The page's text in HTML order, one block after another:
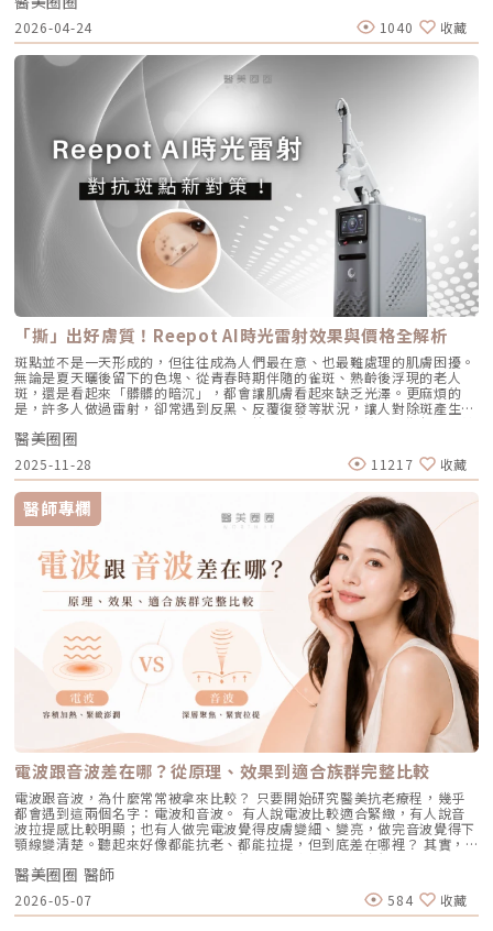
Profhilo常見Q&AQ1：PROFHILO和水光療程有什麼差別？ 水光著重在肌
膚表層補水，讓皮膚變得水嫩透亮；而PROFHILO作用層次更深，不只補
水，還能活化膠原蛋白、彈力蛋白等細胞修復，提升整體彈性與緊緻度。它
的特點是透過穩定擴散來刺激肌膚自我修復，不靠刺激或破壞，適合想全面
改善膚況的人。Q2：可以和電波、音波等療程搭配嗎？ 可與電波、音波等
療程搭配使用，建議間隔約兩週，具體施打順序與時間需由醫師評估。電
波、音波術後可加速肌膚修復並延長效果，但需等皮膚完全降溫後再進行
Profhilo療程。施打前請務必諮詢醫師，遵從專業建議安排療程。Q3：璞
菲洛每年需要打幾次？ 一個完整療程通常包含三次施打，前兩次相隔約一
個月，第三次則可在四到六個月後進行。視個人膚況與需求，也可安排後續
加強療程，以延續效果。Q4：頸紋、手部老化也能打嗎？ 可以。Profhilo
在頸部與手背同樣有良好表現，能改善乾紋與鬆弛，是全方位肌膚重建療
程。Q5：是否適合所有膚質？ 大多數人皆可接受，但孕婦、哺乳中女性與
對玻尿酸過敏者不建議施打。Q6：哪些人適合做Profhilo？需要幾歲才能
做？Profhilo適合有初期老化、乾燥或鬆弛困擾的人，通常建議從30歲以後
就可以評估施作。特別推薦給希望改善膚況，又不想讓五官改變或產生膨脹
感的人。Q7：施打Profhilo會很痛嗎？會不會腫？需要修復期嗎？療程過
程簡單快速，使用極細針在臉部五個特定位點注射，疼痛感輕微。少數人會
有暫時性紅腫或小腫塊，通常幾小時內可自然消退，不會影響日常活動。
Q8：Profhilo成分天然嗎？會不會引起過敏？Profhilo採用高純度、非動
物來源的玻尿酸，不含常見交聯劑成分，安全性高，過敏反應發生機率非常
低，並獲得歐盟CE安全認證。Profhilo璞菲洛是突破傳統玻尿酸觀念的療
程，不以填充為主，而是提升肌膚自癒力與膚質的「逆時針保養」新選擇。
如果你渴望不影響生活的微創保養，並希望從根本改善膚質，Profhilo 絕
對值得你列入考量。在選擇療程前，務必諮詢專業醫師，評估自身膚況與適
合方案，才能真正達到年輕又自然的理想狀態。選擇合法診所、專業醫師與
原廠產品，是安全變美的不二法門。★溫馨提醒★小編要提醒大家，醫療並
非單純的商業交易，所有的療程都伴隨著風險。因此，作為消費者應該謹慎
選擇合適的醫療方案，以確保安全與健康。
您也對輪廓的流失感到焦慮，或者正猶豫哪種療程最適合自己，歡迎預約來
診間，讓我們在一個放鬆、透明的環境下，一起討論出最適合您的減齡計
畫。
將表皮溫度維持在安全的低溫狀態。這不僅能防止表皮熱傷害、避免術後反
黑，更大幅降低了療程中的痛感，讓患者在不需要敷麻藥的情況下（視個人
耐受度而定），也能順利完成治療。AviClear 戰痘雷射 vs. 藍雷射與傳統療
法：抗痘金大PK過去我們面對嚴重的青春痘，「吞口服A酸」幾乎是唯一的
終極解方。然而，隨著光電科技的突破，現代的醫美抗痘已經邁入了「精準
破壞皮脂腺」的新紀元。目前市面上討論度最高的兩大抗痘黑科技，分別是
AviClear 戰痘雷射與 CAPRI 藍雷射。雖然兩者都主打不吃藥、從根源控
油，但在波長與作用機制上卻有著根本的差異。我們該如何選擇？它們與傳
統的口服A酸又有什麼不同？以下為您全面解析。頂尖對決：AviClear 戰痘
雷射 vs. CAPRI 藍雷射這兩款都是目前熱門的無藥物抗痘雷射，雖然目標一
致，但「作戰策略」卻截然不同：1. AviClear 戰痘雷射（1726nm）：專
注皮脂腺的「源頭阻斷」作用原理：搭載專利 1726nm 波長，具備極高的
「油脂專一性」，能穿透皮膚精準鎖定並加熱肥大的皮脂腺，使其萎縮。核
心強項：直接從源頭切斷出油量並破壞痘痘的生長環境，主打極長效的抗痘
與控油效果，非常適合追求長期穩定膚況、不想依賴藥物的人。2. CAPRI
藍雷射（1450nm + 450nm）：控油＋殺菌的「雙效複合」作用原理：結
合 1450nm 的熱能來縮減皮脂腺（控油），同時搭配 450nm 藍光直接消
滅表皮的痤瘡桿菌（殺菌）。核心強項：雙管齊下，對於臉上正在急性發
炎、紅腫的痘痘，具有極佳的立即退紅與消炎效果，適合需要快速壓制大面
積發炎的患者。3. 傳統終極武器：口服A酸（Isotretinoin）作用原理：屬
於全身性的系統性治療。它能全面抑制皮脂腺分泌、使皮脂腺萎縮，同時促
進毛囊正常角化，並大幅減少發炎反應與痤瘡桿菌增生。核心強項：能夠一
次打擊痘痘的四大成因，對於嚴重型、結節囊腫型痘痘，或是對其他治療
（包含抗生素、外用藥膏）無效的頑固型痘痘，具有極高的治癒率與長效
性。需注意事項：伴隨較明顯的副作用，最常見包含嘴唇乾裂、皮膚乾燥脫
皮、眼睛乾澀等。此外，孕婦絕對禁用（具致畸胎性），療程期間需配合醫
師定期抽血監測肝功能與血脂，且通常需持續服用數個月至一年以上以達到
標準的累積劑量。CAPRI 藍雷射與 AviClear 戰痘雷射最主要的差異，在於
「雷射波長」與「對油脂的吸收破壞力」。簡單來說，藍雷射主打「控油加
殺菌」的雙效機制，適合用來對付輕中度的痘痘與毛孔粗大問題；而
1726nm 的戰痘雷射則是專為「阻斷皮脂腺」而生，能精準且深度地破壞
出油源頭，因此更適合用來拯救中重度發炎、滿臉油光，以及長年反覆發作
的頑固型痘痘肌。誰最適合打 AviClear 戰痘雷射？如果符合以下任一情
況，AviClear 將會是非常值得評估的投資： 口服藥物恐懼或不適應者：曾
經吃過口服 A 酸但無法忍受乾燥脫皮，或是抽血發現肝指數異常而被迫停藥
的人。 備孕中或哺乳中的女性：口服 A 酸有強烈的致畸胎性，停藥後仍需
避孕一段時間；而戰痘雷射純粹是物理性光電治療，對全身系統無影響（但
孕婦本身基於安全考量，雷射療程前仍須經醫師評估）。 滿臉油光、毛孔
粗大者：即使目前沒有嚴重的發炎痘痘，但深受「中東油田」困擾，希望從
根本減少出油量的人。 作息不正常、壓力型成人痘：針對因為熬夜、壓力
大導致賀爾蒙波動，進而反覆在下巴、兩頰爆發的成人痘，精準破壞皮脂腺
能有效阻斷復發。 深色肌膚患者：過去許多雷射（如脈衝光、某些淨膚雷
射）在深色肌膚上容易引發熱傷害或色素沉澱（反黑）。AviClear 的
1726nm 波長針對的是「油脂」而非「黑色素」，因此適用於 Fitzpatrick
膚色分類的 I 到 VI 型（包含極深色肌膚），安全性極高。AviClear 戰痘雷
射 常見 QA 總整理在決定進行療程前，大家心中難免還有一些疑問。我們
整理了討論度最高的幾個問題：Q1：打 AviClear 戰痘雷射會痛嗎？需要敷
麻藥嗎？A：疼痛度極低，多數患者甚至不需要敷麻藥！怕痛的人有福了！
AviClear 搭載了專利的「AviCool™ 藍寶石冷卻技術」，探頭在雷射擊發的
前、中、後都會持續為肌膚表面降溫。治療過程中，主要會感覺到探頭冰冰
涼涼的，伴隨輕微的溫熱感或是像被橡皮筋輕彈的感覺。相較於傳統雷射或
手工清粉刺的痛楚，整體舒適度大幅提升，輕鬆就能完成療程。Q2：我現
在正在吃口服 A 酸，可以打 AviClear 嗎？A：建議先與主治醫師討論。一
般來說，口服 A 酸會讓皮膚變得比較薄且脆弱。多數醫師會建議在停用口服
A 酸至少 1 到 3 個月後，讓皮膚屏障稍微恢復，再來進行雷射治療會比較
安全。Q3：如果我只有局部（例如下巴）長痘痘，可以只打局部嗎？A：通
常建議「全臉治療」效果最佳。皮脂腺是分佈在全臉的，雖然目前只有下巴
在發炎，但其他區域的皮脂腺可能也處於過度活躍的狀態。全臉均勻施打可
以達到整體控油、預防其他部位未來爆發的效果。當然，醫師在施打時，會
針對正在發炎的嚴重區域特別加強能量。Q4：三次療程結束後，一輩子都
能對症下藥！這篇文章將帶你從日常保養到專業醫美療程，全面拯救毛孔粗
大的終極對策。為什麼我的毛孔會變大？揭開毛孔粗大的 6大元兇在探討怎
麼解決之前，我們得先抓出讓毛孔變大的罪魁禍首。毛孔粗大絕對不是單一
原因造成的，通常是以下幾個因素交織而成的結果：1. 【油脂型毛孔】：中
東油田的擴建工程毛孔是皮脂排出的主要通道。當你的皮脂腺天生比較發
達，或是受到氣溫升高、荷爾蒙波動、常吃高油高糖食物影響，導致出油量
大增時，通道就會被迫「擴建」來排出這些大量油脂。2. 【角質型毛孔】：
通道堵塞引發的連鎖反應健康的肌膚會自然代謝老廢角質，但如果代謝異
常，這些廢棄角質就會和皮脂、空氣中的髒污混合在一起，死死地堵塞在毛
孔開口。久而久之，毛孔就像被塞了軟木塞一樣，被越撐越大。3. 【老化型
毛孔】：膠原蛋白流失的初老警報真皮層中的「膠原蛋白」和「彈力蛋白」
就像是撐起毛孔的堅固地基。隨著年齡增長，或是長期不防曬導致的「光老
化」，地基流失、失去支撐力，毛孔邊緣的肌膚就會順著地心引力往下垂。
4. 【缺水型毛孔】：肌膚乾旱造成的表面危機這點常被許多人忽略！當角質
層極度缺水時，毛孔周圍的表皮細胞會像失去水分的蘋果一樣乾癟、萎縮，
無法飽滿排列。在細胞與細胞之間的縫隙變大之下，視覺上毛孔就顯得非常
明顯。5. 【疤痕型毛孔】：手癢硬擠留下的歷史遺跡嚴格來說這已經是「痘
疤」的範疇。過去長了嚴重的發炎性青春痘，或是手癢過度暴力擠壓，導致
真皮層組織嚴重受損。在傷口修復的過程中產生了纖維化拉扯，最終形成不
可逆的凹洞。6. 【蟎蟲型毛孔】：隱形的微小房客在作怪我們的臉上本來就
有共生的「蠕形蟎蟲」，但當免疫力下降、皮脂分泌失衡，或是過度清潔破
壞皮脂膜時，蟎蟲就會大量異常繁殖。牠們會啃食皮脂、進出毛囊，蟲體的
排泄物與屍體會引發毛囊發炎，進而把毛孔撐大。如何從日常居家保養穩住
毛孔不失控？雖然保養品無法讓已經擴大的毛孔完全「縮回」，但正確的居
家保養，能幫助控制毛孔不再進一步擴張，並改善整體膚質的平滑度。1. 溫
和清潔，不過度刺激：選擇胺基酸系等溫和潔顏產品，一天清潔 1～2 次即
可。避免頻繁使用磨砂或強力去角質產品，以減少對皮膚屏障的刺激。2. 適
度使用酸類，幫助代謝角質：對於油脂分泌較旺或粉刺型毛孔，可在醫師或
專業建議下使用酸類保養品： 水楊酸（BHA）：脂溶性，能深入毛孔幫助
油脂代謝，常用於黑頭與粉刺調理。 果酸（AHA，如甘醇酸、乳酸）：主要
作用於表層角質更新，改善肌膚粗糙。 杏仁酸：屬於果酸的一種但兼具親
脂特性，屬較溫和的酸類選擇。3. 抗老成分 A醇（Retinol）：A醇是目前研
究較完整的抗老成分之一，可促進表皮更新，並間接支持膠原蛋白生成，對
於老化型毛孔與膚質粗糙有一定幫助。但 A醇具有刺激性，建議採取低濃
度、循序漸進方式建立耐受。4. 防曬是關鍵保護：紫外線是造成膠原蛋白流
失與肌膚老化的重要因素之一。長期日曬會加速毛孔鬆弛，因此無論晴雨都
應確實做好防曬（塗抹防曬乳或物理性遮蔽）。醫美療程如何精準對抗毛孔
粗大？如果你期待的是肉眼可見的改善幅度，相比起日常保養，專業的醫美
療程通常會是更直接且具效率的選擇之一。隨著醫美科技的不斷進步，針對
不同成因的毛孔問題都有相對應的解方！1. 溫和深層清潔：海菲秀
（HydraFacial）原理：屬於非侵入性的保養。利用專利的負壓水渦流技
術，溫和無痛地吸出毛孔深層的黑頭、白頭粉刺與多餘皮脂，同時導入高濃
度的保濕與抗氧化精華。適合誰：出油粉刺型毛孔、怕痛不敢打雷射、想作
為重要活動前的急救保養者。效果與特色：做完當下皮膚立刻感受到「會呼
吸」的潔淨感，毛孔因為髒污被清空並喝飽水，視覺上會立刻變得細緻，且
無恢復期。2. 光電雷射：皮秒雷射（搭配特殊透鏡）原理：皮秒雷射
（Pico Laser）是目前詢問度最高的縮毛孔療程。核心在於加上了「蜂巢透
鏡」或「聚焦透鏡」。這能在不破壞表皮的情況下，將雷射光束匯聚，在真
皮層產生「空泡效應（LIOB）」。這就像是在皮膚深層進行微小的破壞，
藉此喚醒肌膚的自癒機制，大量刺激膠原蛋白與彈力纖維新生，進而把毛孔
周圍的凹陷給「撐」起來。適合誰：輕中度的老化型毛孔、輕微淺層痘疤、
想同時改善膚色不均與暗沉的人。效果與特色：熱傷害小，術後通常只會紅
腫1~3天，幾乎不影響日常生活。是目前 CP 值極高的定期保養型雷射。3.
重度凹洞救星：UP雷射原理：如果是屬於嚴重的「疤痕/凹洞型毛孔」，皮
秒雷射可能不夠力，這時候就需要汽化型雷射上場。例如 UP雷射
（UltraPulse），它能將能量精準且極深地打入真皮層甚至皮下組織，切斷
硬化的纖維化疤痕組織，進行深層的肌膚重建。適合誰：嚴重的冰鑿型痘
疤、嚴重凹洞型毛孔粗大。效果與特色：效果非常強大且顯著，但相對的
「破壞力」也強。術後會有明顯的點狀結痂、流組織液，恢復期較長（約需
2026-04-24 1040 收藏
「撕」出好膚質！Reepot AI時光雷射效果與價格全解析
斑點並不是一天形成的，但往往成為人們最在意、也最難處理的肌膚困擾。
無論是夏天曬後留下的色塊、從青春時期伴隨的雀斑、熟齡後浮現的老人
斑，還是看起來「髒髒的暗沉」，都會讓肌膚看起來缺乏光澤。更麻煩的
是，許多人做過雷射，卻常遇到反黑、反覆復發等狀況，讓人對除斑產生陰
影。 Reepot AI時光雷射（仿單名為「蕾璞釹雅各雷射系統」，衛部醫器輸
字第 037165 號）自 2025 年 7 月上市後便迅速受到關注，被視為色素治
療領域重要新進展。它重新定義了傳統除斑的思維，將以往以熱能為主的
「燒灼式破壞」，轉變為更精準、更可控的「震碎式處理」，再結合 AI 影
像分析與超冷卻保護，使治療不僅更安全、也更貼近現代人追求的舒適與高
效率。對於過去因反黑、修復期長或效果不均而猶豫的族群而言，Reepot
的出現為除斑帶來全新的可能。 這篇文章就帶你理解Reepot 到底怎麼運
作？和你聽過的皮秒、傳統雷射有什麼不同？誰適合做、誰不適合？效果、
術後照護、價格又是多少呢？希望能讓你在做選擇前，有完整且中立的參
考。為什麼斑點這麼難纏？了解色素成因，是選擇療程前最重要的一步許多
人以為斑點只是「曬太陽造成的色塊」，但實際上臉上的每一顆斑，都可能
有不同來源。色素形成的原因多元，深度位置也不相同，因此在治療上自然
不能以單一方式應對。常見的斑點來源包括：一、紫外線長期累積的影響日
曬會刺激黑色素細胞活躍，形成曬斑、雀斑或不均勻暗沉。二、基因與體質
因素有些人天生黑色素細胞較敏感，斑點更容易在年輕時就出現。三、荷爾
蒙波動包含懷孕、避孕藥、壓力、作息不穩等，都可能使色素活躍，例如熟
知的肝斑。四、發炎後色素沉澱（PIH）痘痘、皮膚受傷、過度刺激後，都
可能留下深淺不一的色沉。以上原因造成斑點呈現不同的「深度」「密度」
與「分布」，也使除斑變得不再只是把黑色素擊散這麼簡單。只要能量不
足，改善有限；能量過強，又可能刺激皮膚，造成修復期延長、色素反應，
甚至讓斑點反覆出現。也因為色素問題本身複雜，傳統除斑療程才會讓人覺
得「效果不一定穩定」。要真正提高治療的成功率，關鍵就在於是否能更精
準、穩定地處理不同深度的黑色素，同時降低熱傷害。什麼是 Reepot AI時
光雷射？從技術重新理解除斑Reepot AI時光雷射是一款以 532 nm 綠光為
基礎，並結合 AI 影像分析的智慧型色素雷射，已通過美國 FDA、韓國
KFDA 與台灣 TFDA 核可。它的設計目的，是讓除斑治療更精準、更安全，
也更符合亞洲膚質對低熱傷害的需求。透過AI智慧影像掃描技術，系統能先
辨識斑點的深度與分布，使能量設定更具科學依據。在治療作用上，
Reepot 搭載超低溫冷卻機制，能在能量擊發的同時以低溫保護皮膚，降低
紅腫與熱刺激。其能量原理以機械式震動分散黑色素為主，而非單純依賴高
熱破壞，因此對周邊組織更溫和。簡單來說，它讓除斑從過去較不穩定的模
式，提升為更可控、恢復期更短的療程設計。Reepot 三大核心技術：讓除
斑更精準、安全、穩定在眾多除斑雷射中，Reepot 之所以被視為新一代的
醫美圈圈
2025-11-28 11217 收藏
醫師專欄
電波跟音波差在哪？從原理、效果到適合族群完整比較
電波跟音波，為什麼常常被拿來比較？ 只要開始研究醫美抗老療程，幾乎
都會遇到這兩個名字：電波和音波。 有人說電波比較適合緊緻，有人說音
波拉提感比較明顯；也有人做完電波覺得皮膚變細、變亮，做完音波覺得下
顎線變清楚。聽起來好像都能抗老、都能拉提，但到底差在哪裡？ 其實，
電波和音波最大的差別，不是「哪一個比較厲害」，而是它們使用的能量不
同、作用的層次不同，適合處理的老化問題也不同。 簡單來說： 電波偏向
改善皮膚的鬆、細紋、膚質與緊緻度。 音波偏向改善輪廓的垂、嘴邊肉、
下顎線與深層支撐。 例如：如果把臉比喻成一棟房子，電波比較像是在整
理牆面，讓表面變得更平整、更緊；音波則比較像是在加強地基與支撐結
醫美圈圈 醫師
2026-05-07 584 收藏